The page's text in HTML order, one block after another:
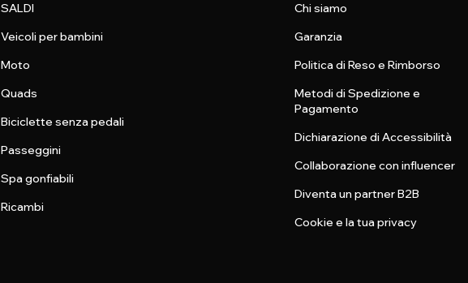
SALDI
Veicoli per bambini
Moto
Quads
Biciclette senza pedali
Passeggini
Spa gonfiabili
Ricambi
Chi siamo
Garanzia
Politica di Reso e Rimborso
Metodi di Spedizione e
Pagamento
Dichiarazione di Accessibilità
Collaborazione con influencer
Diventa un partner B2B
Cookie e la tua privacy